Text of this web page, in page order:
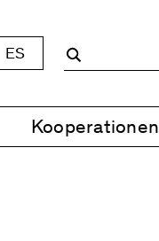
ES
Kooperationen